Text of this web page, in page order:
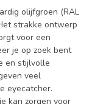
olijfgroen (RAL
strakke ontwerp
voor een
je op zoek bent
en stijlvolle
veel
eyecatcher.
kan zorgen voor